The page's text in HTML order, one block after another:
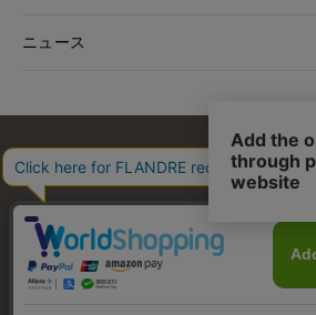
ニュース
お問い合わせ 利用規約 会社概要 プ
特定商取引・古物営業法に基づく表示